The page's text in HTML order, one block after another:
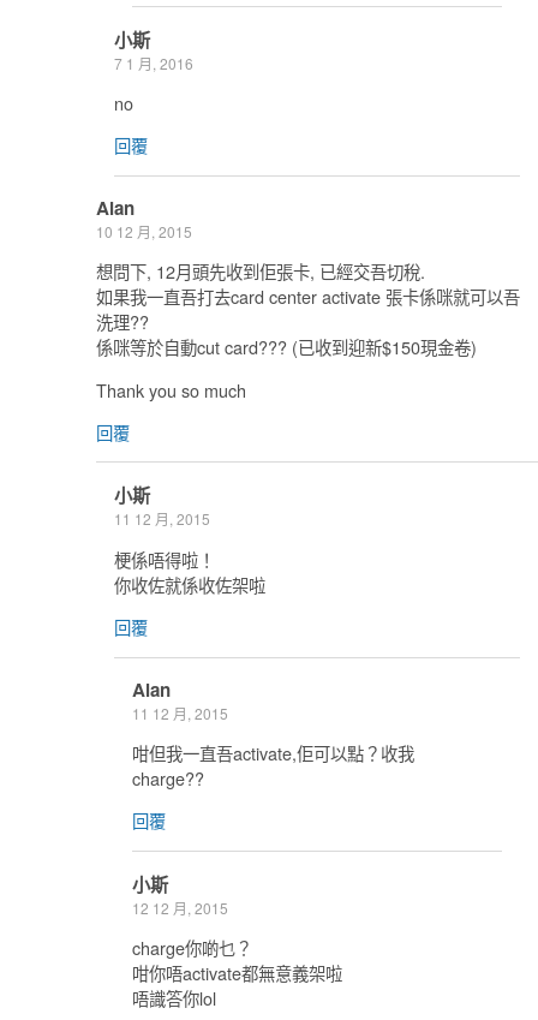
小斯
7 1 月, 2016
no
回覆
Alan
10 12 月, 2015
想問下, 12月頭先收到佢張卡, 已經交吾切稅.
如果我一直吾打去card center activate 張卡係咪就可以吾
洗理??
係咪等於自動cut card??? (已收到迎新$150現金卷)
Thank you so much
回覆
小斯
11 12 月, 2015
梗係唔得啦！
你收佐就係收佐架啦
回覆
Alan
11 12 月, 2015
咁但我一直吾activate,佢可以點？收我
charge??
回覆
小斯
12 12 月, 2015
charge你啲乜？
咁你唔activate都無意義架啦
唔識答你lol